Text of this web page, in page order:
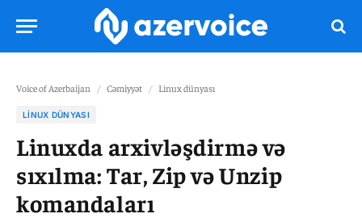
Voice of Azerbaijan / Cəmiyyət / Linux dünyası
LINUX DÜNYASI
Linuxda arxivləşdirmə və
sıxılma: Tar, Zip və Unzip
komandaları